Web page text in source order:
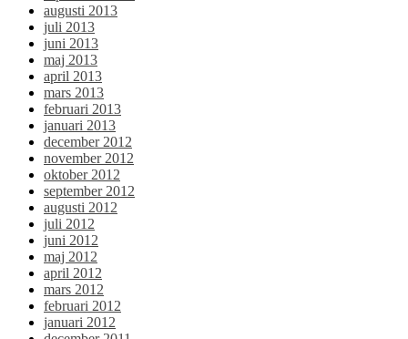
augusti 2013
juli 2013
juni 2013
maj 2013
april 2013
mars 2013
februari 2013
januari 2013
december 2012
november 2012
oktober 2012
september 2012
augusti 2012
juli 2012
juni 2012
maj 2012
april 2012
mars 2012
februari 2012
januari 2012